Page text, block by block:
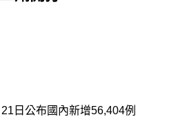
日公布國內新增56,404例